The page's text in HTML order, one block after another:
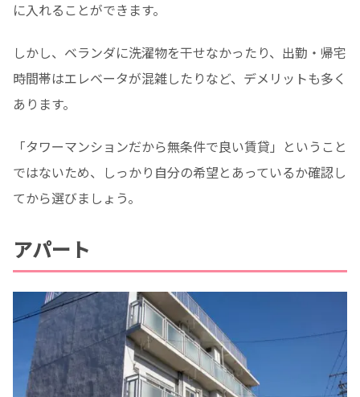
に入れることができます。
しかし、ベランダに洗濯物を干せなかったり、出勤・帰宅
時間帯はエレベータが混雑したりなど、デメリットも多く
あります。
「タワーマンションだから無条件で良い賃貸」ということ
ではないため、しっかり自分の希望とあっているか確認し
てから選びましょう。
アパート